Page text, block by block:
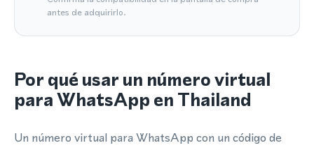
antes de adquirirlo.
Por qué usar un número virtual
para WhatsApp en Thailand
Un número virtual para WhatsApp con un código de